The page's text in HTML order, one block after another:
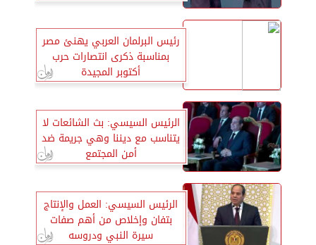
رئيس البرلمان العربي يهنئ مصر
بمناسبة ذكرى انتصارات حرب
أكتوبر المجيدة
الرئيس السيسي: بث الشائعات لا
يتناسب مع ديننا وهي جريمة ضد
أمن المجتمع
الرئيس السيسي: العمل والإنتاج
بتفان وإخلاص من أهم صفات
سيرة النبي ودروسه